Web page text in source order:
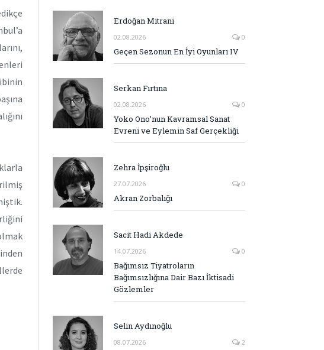
Erdoğan Mitrani
02.08.2026 0
Geçen Sezonun En İyi Oyunları IV
Serkan Fırtına
02.08.2026 0
Yoko Ono’nun Kavramsal Sanat
Evreni ve Eylemin Saf Gerçekliği
Zehra İpşiroğlu
27.07.2026 0
Akran Zorbalığı
Sacit Hadi Akdede
14.07.2026 0
Bağımsız Tiyatroların
Bağımsızlığına Dair Bazı İktisadi
Gözlemler
Selin Aydınoğlu
08.07.2026 2